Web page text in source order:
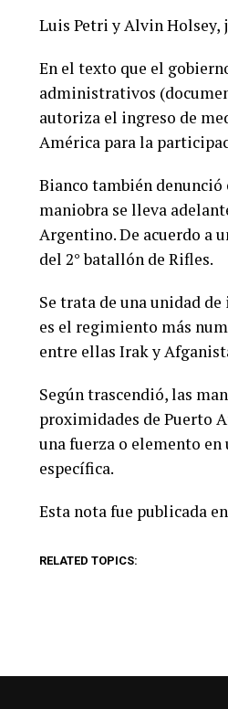
Luis Petri y Alvin Holsey,
En el texto que el
administrativos
autoriza el ingreso de
América para la
Bianco también
maniobra se lleva
Argentino. De acuerdo a
del 2° batallón de Rifles.
Se trata de una unidad
es el regimiento más
entre ellas Irak y
Según trascendió, las
proximidades de Puerto
una fuerza o elemento
específica.
Esta nota fue publicada
RELATED TOPICS: